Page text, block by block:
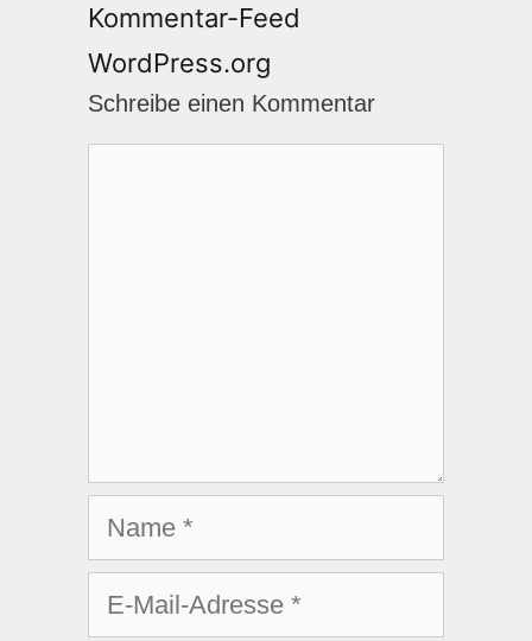
Kommentar-Feed
WordPress.org
Schreibe einen Kommentar